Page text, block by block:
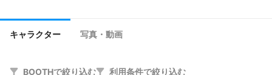
キャラクター 写真・動画
BOOTHで絞り込む 利用条件で絞り込む